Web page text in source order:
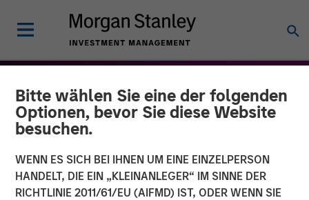
Bitte wählen Sie eine der folgenden
Optionen, bevor Sie diese Website
besuchen.
WENN ES SICH BEI IHNEN UM EINE EINZELPERSON
HANDELT, DIE EIN „KLEINANLEGER“ IM SINNE DER
RICHTLINIE 2011/61/EU (AIFMD) IST, ODER WENN SIE